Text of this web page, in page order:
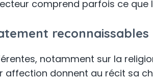
comprend parfois ce que
reconnaissables
notamment sur la
affection donnent au récit sa